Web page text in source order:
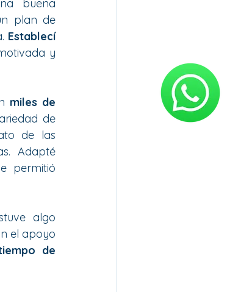
buena
plan de
Establecí
y
miles de
de las
Adapté
permitió
algo
el apoyo
de